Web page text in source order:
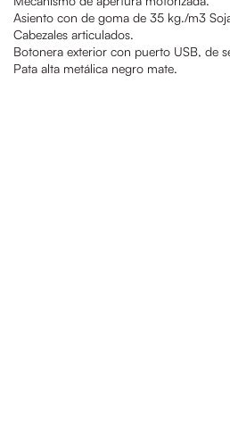
Asiento con de goma de 35 kg./m3
Cabezales articulados.
Botonera exterior con puerto USB, de
Pata alta metálica negro mate.